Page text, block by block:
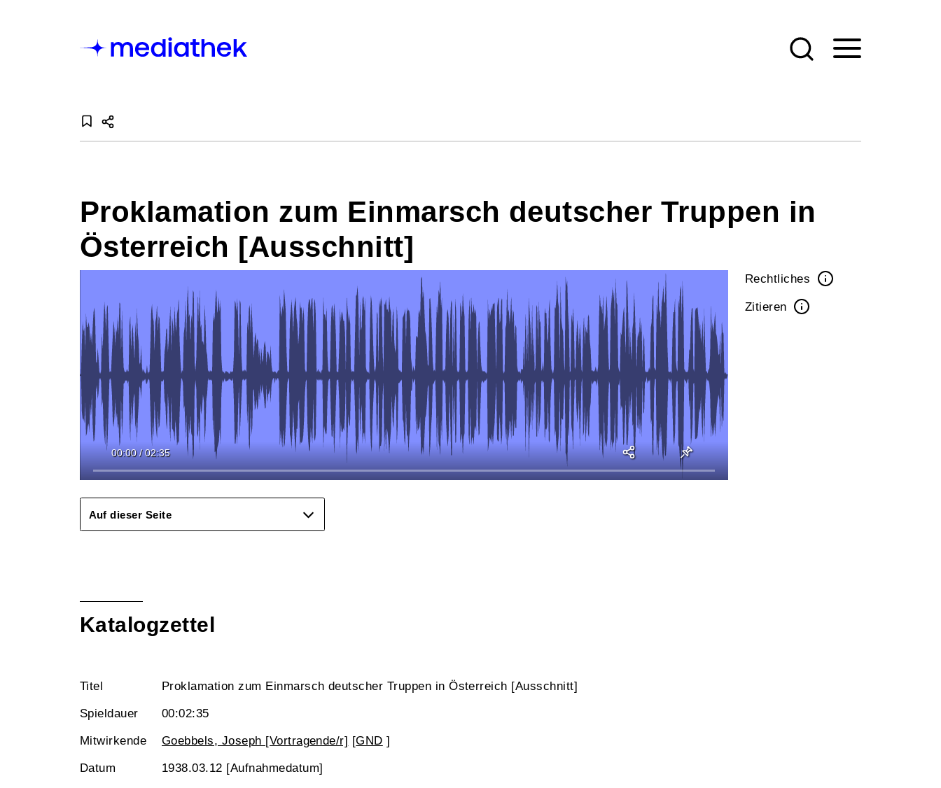
Proklamation zum Einmarsch deutscher Truppen in
Österreich [Ausschnitt]
00:00 / 02:35
Rechtliches
Zitieren
Auf dieser Seite
Katalogzettel
Titel Proklamation zum Einmarsch deutscher Truppen in Österreich [Ausschnitt]
Spieldauer 00:02:35
Mitwirkende Goebbels, Joseph [Vortragende/r] [GND ]
Datum 1938.03.12 [Aufnahmedatum]